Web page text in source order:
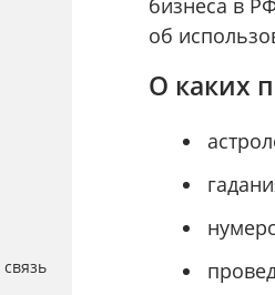
бизнеса в
об
О каких